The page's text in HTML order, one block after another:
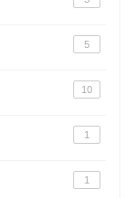
5
10
1
1